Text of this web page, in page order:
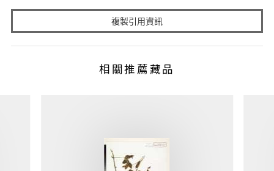
複製引用資訊
相關推薦藏品